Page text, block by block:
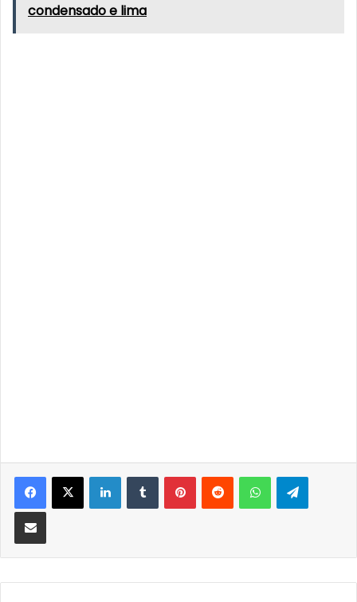
condensado e lima
LinkedInTumblrPinterestReddit WhatsApp
Partilhar Via Email